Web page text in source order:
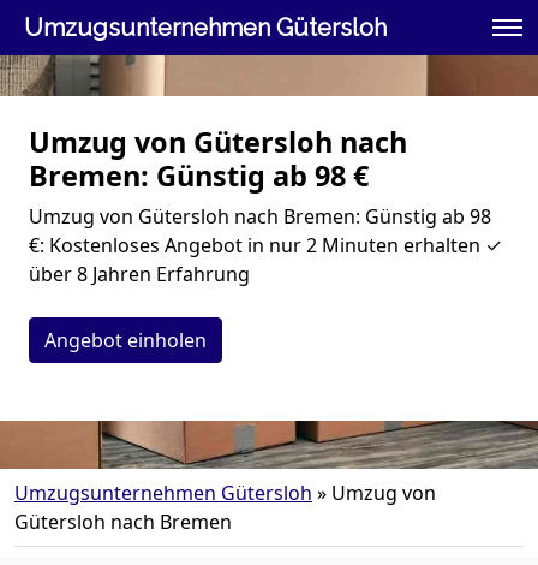
Umzugsunternehmen Gütersloh
Umzug von Gütersloh nach
Bremen: Günstig ab 98 €
Umzug von Gütersloh nach Bremen: Günstig ab 98
€: Kostenloses Angebot in nur 2 Minuten erhalten ✓
über 8 Jahren Erfahrung
Angebot einholen
Umzugsunternehmen Gütersloh » Umzug von
Gütersloh nach Bremen